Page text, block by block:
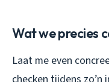
Wat we precies
Laat me even